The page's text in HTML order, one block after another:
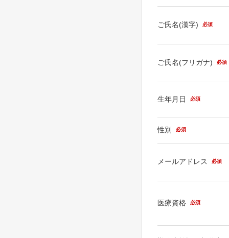
ご氏名(漢字) 必須
ご氏名(フリガナ) 必須
生年月日 必須
性別 必須
メールアドレス 必須
医療資格 必須